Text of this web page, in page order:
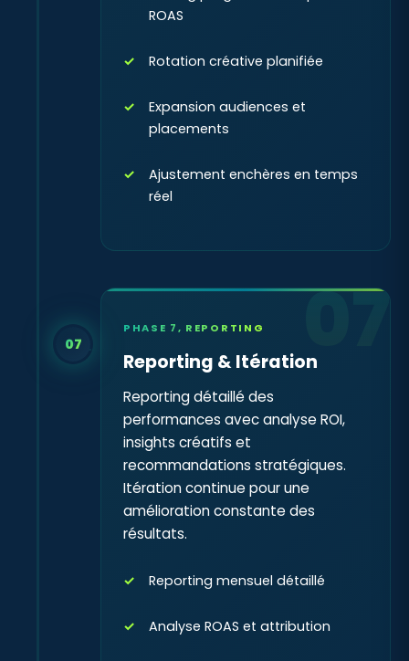
ROAS
Rotation créative planifiée
Expansion audiences et
placements
Ajustement enchères en temps
réel
07 07
PHASE 7, REPORTING
Reporting & Itération
Reporting détaillé des
performances avec analyse ROI,
insights créatifs et
recommandations stratégiques.
Itération continue pour une
amélioration constante des
résultats.
Reporting mensuel détaillé
Analyse ROAS et attribution